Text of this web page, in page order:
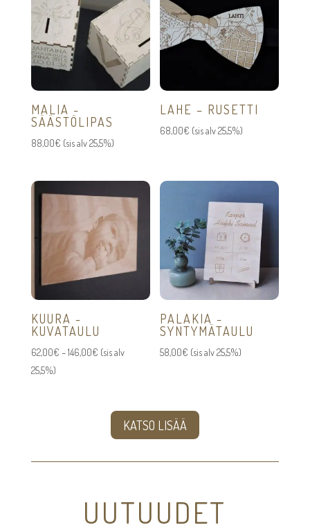
MALIA -
SÄÄSTÖLIPAS
88,00€ (sis alv 25,5%)
LAHE – RUSETTI
68,00€ (sis alv 25,5%)
KUURA -
KUVATAULU
62,00€ –146,00€Hintaluokka:
(sis alv
25,5%)
PALAKIA -
SYNTYMÄTAULU
58,00€ (sis alv 25,5%)
KATSO LISÄÄ
UUTUUDET